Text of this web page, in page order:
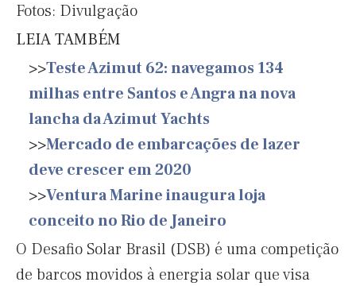
Fotos: Divulgação
LEIA TAMBÉM
>>Teste Azimut 62: navegamos 134
milhas entre Santos e Angra na nova
lancha da Azimut Yachts
>>Mercado de embarcações de lazer
deve crescer em 2020
>>Ventura Marine inaugura loja
conceito no Rio de Janeiro
O Desafio Solar Brasil (DSB) é uma competição
de barcos movidos à energia solar que visa